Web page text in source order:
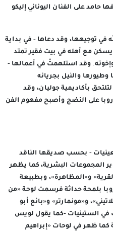
حامد على الفنان اليوناني إليكو
في توجيهها، وقد دعاها - في بداية
يسكن مع أهله في بيت فقير تمتد
وقد استلهمتْ في أعمالها -
والنيل بجريانه
بأكاديمية جوليان، وقد
على النضج وأصبح مفهوم الفن
- بحسب صديقها الناقد
المجموعات البشرية، كما يظهر
و«المظاهرة»، وبطبيعة
بلمحة حداثة فرسمت لوحة «من
و«مونمارتر» و«بائع أبو
في الستينيات -كما يقول لويس
ظهر في لوحات «إبراهيم